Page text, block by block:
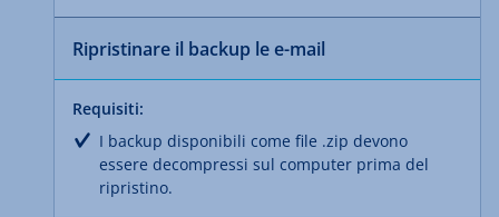
Ripristinare il backup le e-mail
Requisiti:
I backup disponibili come file .zip devono
essere decompressi sul computer prima del
ripristino.